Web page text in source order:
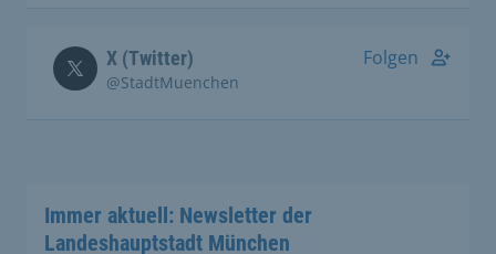
X (Twitter)
@StadtMuenchen
Folgen
Immer aktuell: Newsletter der
Landeshauptstadt München